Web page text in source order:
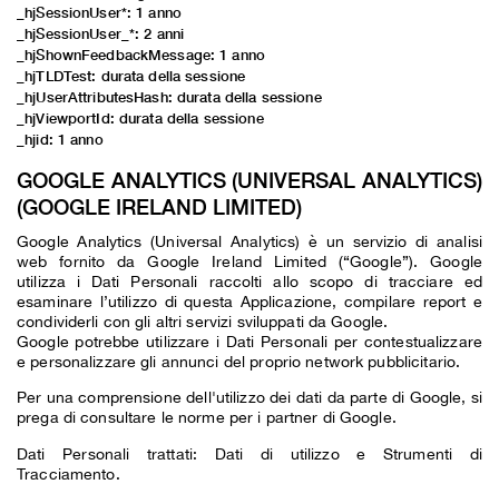
_hjSessionUser*: 1 anno
_hjSessionUser_*: 2 anni
_hjShownFeedbackMessage: 1 anno
_hjTLDTest: durata della sessione
_hjUserAttributesHash: durata della sessione
_hjViewportId: durata della sessione
_hjid: 1 anno
GOOGLE ANALYTICS (UNIVERSAL ANALYTICS)
(GOOGLE IRELAND LIMITED)
Google Analytics (Universal Analytics) è un servizio di analisi
web fornito da Google Ireland Limited (“Google”). Google
utilizza i Dati Personali raccolti allo scopo di tracciare ed
esaminare l’utilizzo di questa Applicazione, compilare report e
condividerli con gli altri servizi sviluppati da Google.
Google potrebbe utilizzare i Dati Personali per contestualizzare
e personalizzare gli annunci del proprio network pubblicitario.
Per una comprensione dell'utilizzo dei dati da parte di Google, si
prega di consultare le norme per i partner di Google.
Dati Personali trattati: Dati di utilizzo e Strumenti di
Tracciamento.